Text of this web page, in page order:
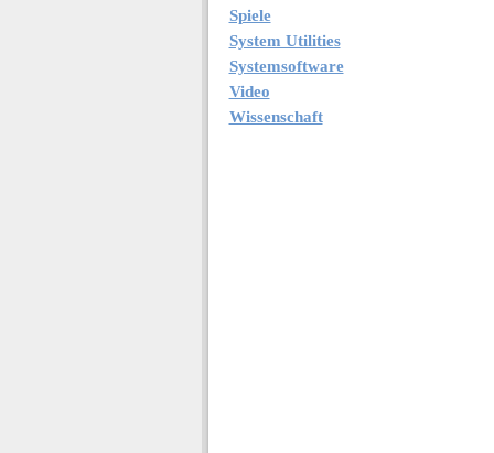
Spiele
System Utilities
Systemsoftware
Video
Wissenschaft